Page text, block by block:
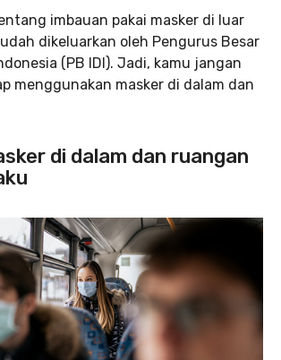
imbauan pakai masker di luar
dikeluarkan oleh Pengurus Besar
(PB IDI). Jadi, kamu jangan
menggunakan masker di dalam dan
di dalam dan ruangan